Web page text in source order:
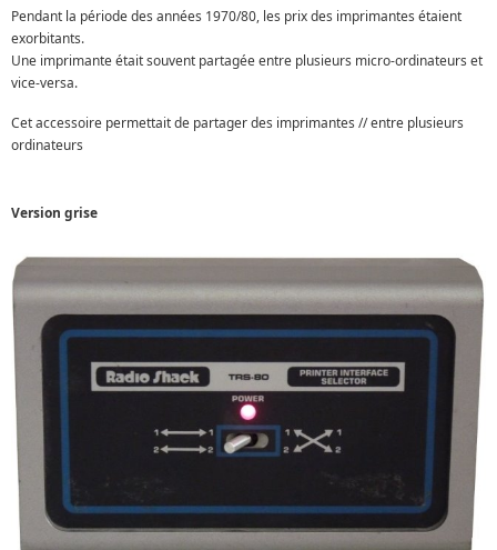
Pendant la période des années 1970/80, les prix des imprimantes étaient
exorbitants.
Une imprimante était souvent partagée entre plusieurs micro-ordinateurs et
vice-versa.
Cet accessoire permettait de partager des imprimantes // entre plusieurs
ordinateurs
Version grise